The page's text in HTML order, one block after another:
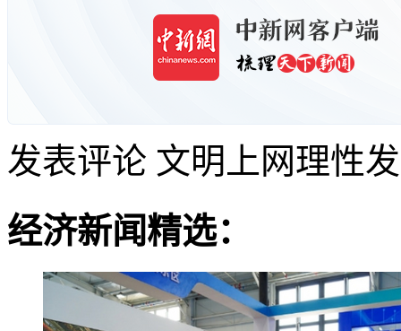
发表评论 文明上网理性
经济新闻精选：